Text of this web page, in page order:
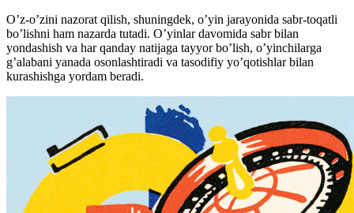
O’z-o’zini nazorat qilish, shuningdek, o’yin jarayonida sabr-toqatli
bo’lishni ham nazarda tutadi. O’yinlar davomida sabr bilan
yondashish va har qanday natijaga tayyor bo’lish, o’yinchilarga
g’alabani yanada osonlashtiradi va tasodifiy yo’qotishlar bilan
kurashishga yordam beradi.